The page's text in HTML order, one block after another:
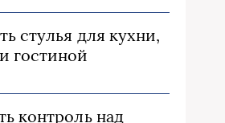
стулья для кухни,
гостиной
контроль над